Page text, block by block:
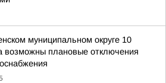
муниципальном округе 10
возможны плановые отключения